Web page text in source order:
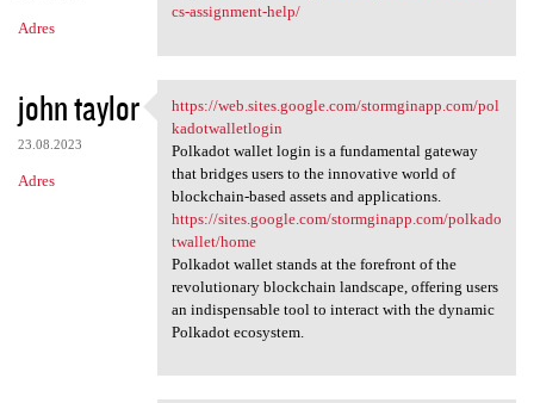
Adres
cs-assignment-help/
john taylor
23.08.2023
Adres
https://web.sites.google.com
https://web.sites.google.com/stormginapp.com/pol
kadotwalletlogin
Polkadot wallet login is a fundamental gateway
that bridges users to the innovative world of
blockchain-based assets and applications.
https://sites.google.com/stormginapp.com/polkado
twallet/home
Polkadot wallet stands at the forefront of the
revolutionary blockchain landscape, offering users
an indispensable tool to interact with the dynamic
Polkadot ecosystem.